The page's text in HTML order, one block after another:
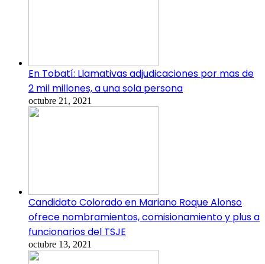
En Tobatí: Llamativas adjudicaciones por mas de
2 mil millones, a una sola persona
octubre 21, 2021
Candidato Colorado en Mariano Roque Alonso
ofrece nombramientos, comisionamiento y plus a
funcionarios del TSJE
octubre 13, 2021